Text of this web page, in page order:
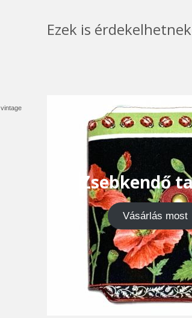
vintage
Ezek is
Zsebkendő
Vásárlás most